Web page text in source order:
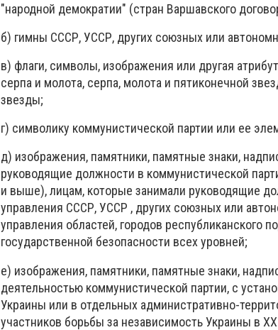
"народной демократии" (стран Варшавского
б) гимны СССР, УССР, других союзных или
в) флаги, символы, изображения или другая
серпа и молота, серпа, молота и пятиконечной
звезды;
г) символику коммунистической партии или ее
д) изображения, памятники, памятные знаки,
руководящие должности в коммунистической
и выше), лицам, которые занимали руководящие
управления СССР, УССР , других союзных или
управления областей, городов республиканского
государственной безопасности всех уровней;
е) изображения, памятники, памятные знаки,
деятельностью коммунистической партии, с
Украины или в отдельных административно-
участников борьбы за независимость Украины в